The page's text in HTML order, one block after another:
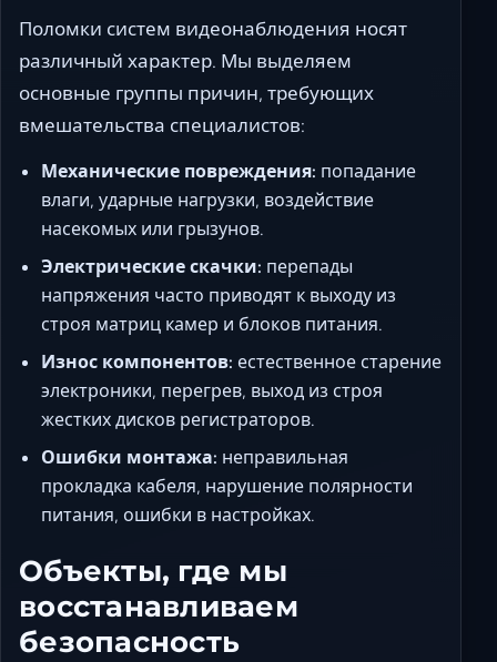
Поломки систем видеонаблюдения носят
различный характер. Мы выделяем
основные группы причин, требующих
вмешательства специалистов:
Механические повреждения: попадание
влаги, ударные нагрузки, воздействие
насекомых или грызунов.
Электрические скачки: перепады
напряжения часто приводят к выходу из
строя матриц камер и блоков питания.
Износ компонентов: естественное старение
электроники, перегрев, выход из строя
жестких дисков регистраторов.
Ошибки монтажа: неправильная
прокладка кабеля, нарушение полярности
питания, ошибки в настройках.
Объекты, где мы
восстанавливаем
безопасность